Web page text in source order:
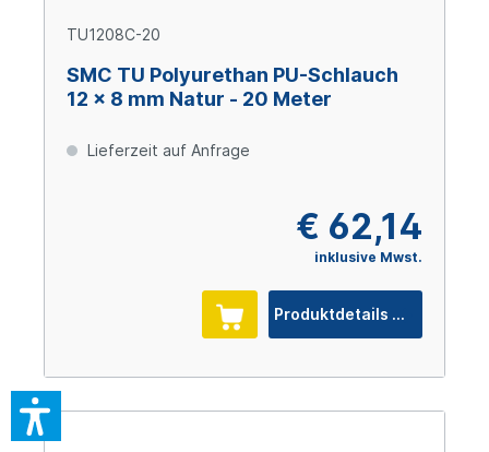
TU1208C-20
SMC TU Polyurethan PU-Schlauch
12 x 8 mm Natur - 20 Meter
Lieferzeit auf Anfrage
€ 62,14
inklusive Mwst.
Produktdetails